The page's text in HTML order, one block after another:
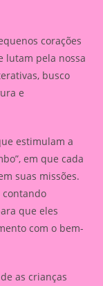
corações
lutam pela nossa
busco
e
estimulam a
em que cada
suas missões.
contando
que eles
com o bem-
as crianças